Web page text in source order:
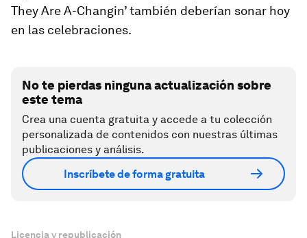
They Are A-Changin’ también deberían sonar hoy
en las celebraciones.
No te pierdas ninguna actualización sobre
este tema
Crea una cuenta gratuita y accede a tu colección
personalizada de contenidos con nuestras últimas
publicaciones y análisis.
Inscríbete de forma gratuita
Licencia y republicación